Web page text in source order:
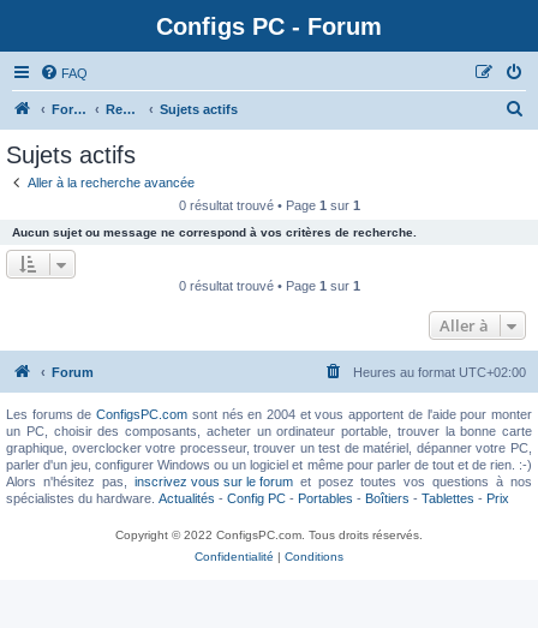
Configs PC - Forum
FAQ
Forum Rechercher Sujets actifs
Sujets actifs
Aller à la recherche avancée
0 résultat trouvé • Page 1 sur 1
Aucun sujet ou message ne correspond à vos critères de recherche.
0 résultat trouvé • Page 1 sur 1
Aller à
Forum Heures au format UTC+02:00
Les forums deConfigsPC.com sont nés en 2004 et vous apportent de l'aide pour monter
un PC, choisir des composants, acheter un ordinateur portable, trouver la bonne carte
graphique, overclocker votre processeur, trouver un test de matériel, dépanner votre PC,
parler d'un jeu, configurer Windows ou un logiciel et même pour parler de tout et de rien. :-)
Alors n'hésitez pas, inscrivez vous sur le forumet posez toutes vos questions à nos
spécialistes du hardware. Actualités - Config PC - Portables - Boîtiers - Tablettes - Prix
Copyright © 2022 ConfigsPC.com. Tous droits réservés.
Confidentialité | Conditions